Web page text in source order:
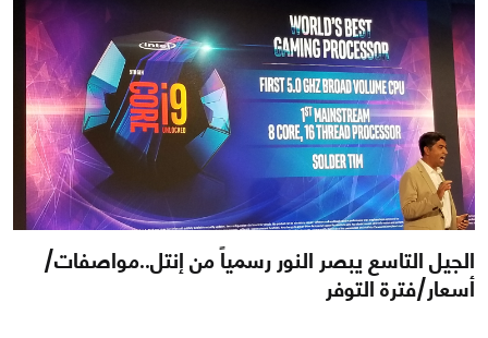
الجيل التاسع يبصر النور رسمياً من إنتل..مواصفات/
أسعار/فترة التوفر